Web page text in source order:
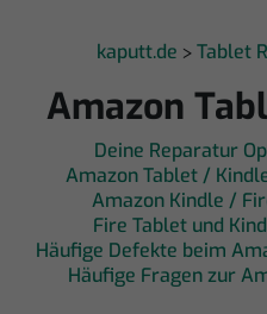
kaputt.de > Tablet
Amazon
Deine Reparatur
Amazon Tablet /
Amazon Kindle /
Fire Tablet und
Häufige Defekte beim
Häufige Fragen zur